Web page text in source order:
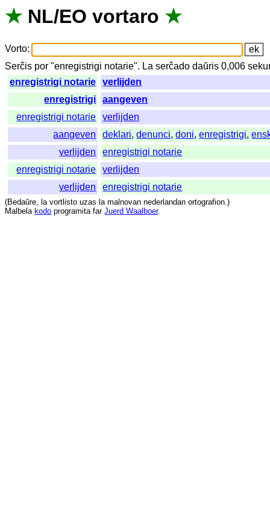
★ NL/EO vortaro ★
Vorto:
Serĉis por "enregistrigi notarie". La serĉado daŭris 0,006
enregistrigi notarie
verlijden
enregistrigi
aangeven
enregistrigi notarie
verlijden
aangeven
deklari,denunci,doni,enregistrigi,
verlijden
enregistrigi notarie
enregistrigi notarie
verlijden
verlijden
enregistrigi notarie
(Bedaŭre, la vortlisto uzas la malnovan nederlandan ortografion.)
Malbela kodo programita far Juerd Waalboer.